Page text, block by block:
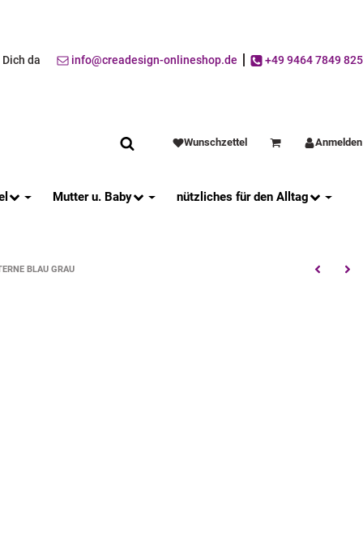
da info@creadesign-onlineshop.de +49 9464 7849 825
Wunschzettel WarenkorbAnmelden
Mutter u. Baby nützliches für den Alltag
BLAU GRAU